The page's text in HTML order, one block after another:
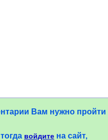
Вам нужно пройти
войдите на сайт,